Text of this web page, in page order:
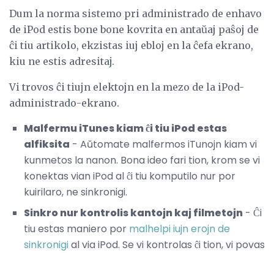
Dum la norma sistemo pri administrado de enhavo
de iPod estis bone bone kovrita en antaŭaj paŝoj de
ĉi tiu artikolo, ekzistas iuj ebloj en la ĉefa ekrano,
kiu ne estis adresitaj.
Vi trovos ĉi tiujn elektojn en la mezo de la iPod-
administrado-ekrano.
Malfermu iTunes kiam ĉi tiu iPod estas
alfiksita - Aŭtomate malfermos iTunojn kiam vi
kunmetos la nanon. Bona ideo fari tion, krom se vi
konektas vian iPod al ĉi tiu komputilo nur por
kuirilaro, ne sinkronigi.
Sinkro nur kontrolis kantojn kaj filmetojn - Ĉi
tiu estas maniero por malhelpi iujn erojn de
sinkronigial via iPod. Se vi kontrolas ĉi tion, vi povas